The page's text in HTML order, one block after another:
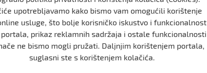
u Austriji, a koji je u Njemačkoj bio u
vožnju, jer se vidjelo da vozač ne
u alkoholisanom stanju, a brzi alkotest nije
upotrebljavamo kako bismo vam omogućili korištenje
usluge, što bolje korisničko iskustvo i funkcionalnost
portala, prikaz reklamnih sadržaja i ostale funkcionalnosti
ne bismo mogli pružati. Daljnjim korištenjem portala,
suglasni ste s korištenjem kolačića.